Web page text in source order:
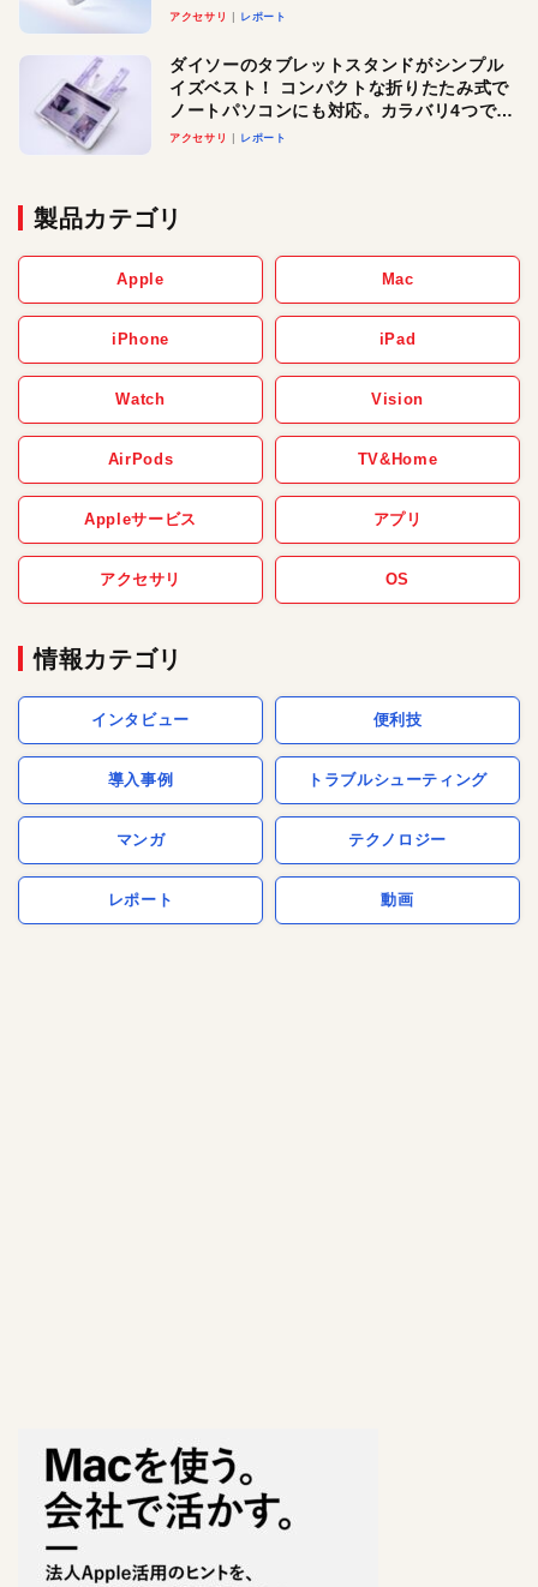
アクセサリ レポート
ダイソーのタブレットスタンドがシンプル
イズベスト！ コンパクトな折りたたみ式で
ノートパソコンにも対応。カラバリ4つで選
べる楽しさも
アクセサリ レポート
製品カテゴリ
Apple Mac
iPhone iPad
Watch Vision
AirPods TV&Home
Appleサービス アプリ
アクセサリ OS
情報カテゴリ
インタビュー 便利技
導入事例 トラブルシューティング
マンガ テクノロジー
レポート 動画